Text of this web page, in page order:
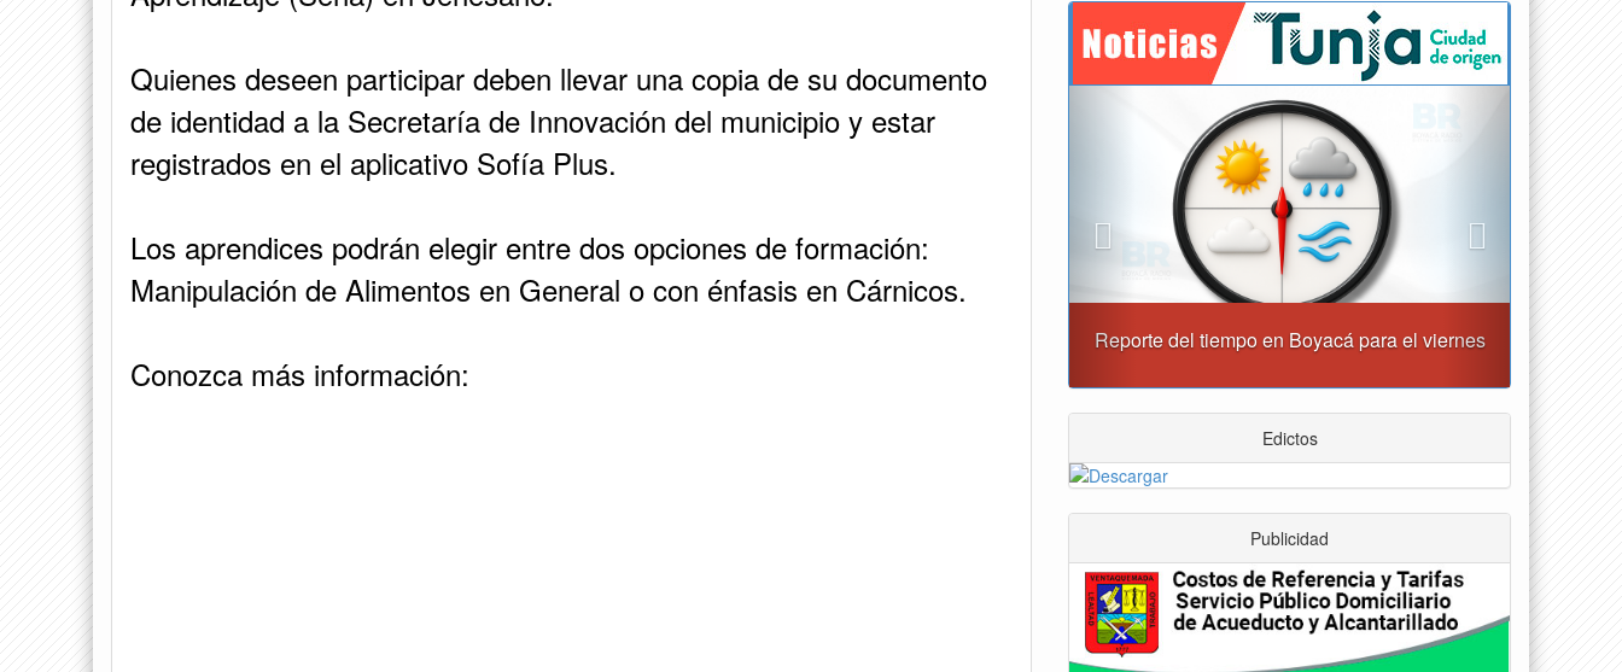
Quienes deseen participar deben llevar una copia de su documento
de identidad a la Secretaría de Innovación del municipio y estar
registrados en el aplicativo Sofía Plus.
Los aprendices podrán elegir entre dos opciones de formación:
Manipulación de Alimentos en General o con énfasis en Cárnicos.
Conozca más información:
“Tunja nos ha dado demasiado y no podemos
Edictos
Publicidad